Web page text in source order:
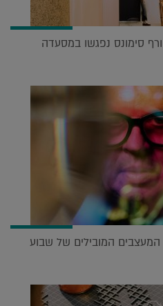
סימונס נפגשו במסעדה
המובילים של שבוע